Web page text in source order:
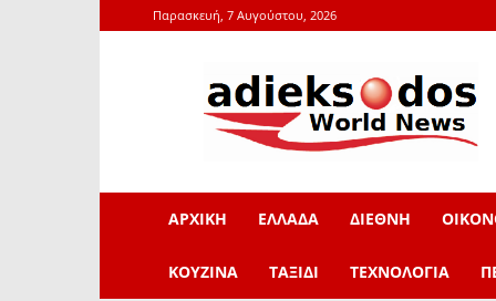
Παρασκευή, 7 Αυγούστου, 2026
adieksodos.gr
ΑΡΧΙΚΗ ΕΛΛΑΔΑ ΔΙΕΘΝΗ
ΚΟΥΖΙΝΑ ΤΑΞΙΔΙ ΤΕΧΝΟΛΟΓΙΑ